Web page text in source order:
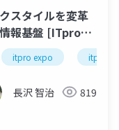
スタイルを変革
報基盤 [ITpro
A651]
itpro expo itpro
長沢 智治 819